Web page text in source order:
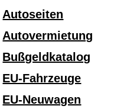
Autoseiten
Autovermietung
Bußgeldkatalog
EU-Fahrzeuge
EU-Neuwagen